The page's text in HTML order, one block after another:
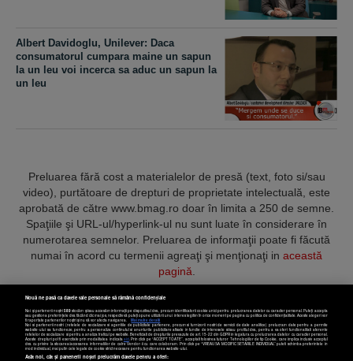
Albert Davidoglu, Unilever: Daca
consumatorul cumpara maine un sapun
la un leu voi incerca sa aduc un sapun la
un leu
Preluarea fără cost a materialelor de presă (text, foto si/sau
video), purtătoare de drepturi de proprietate intelectuală, este
aprobată de către www.bmag.ro doar în limita a 250 de semne.
Spaţiile şi URL-ul/hyperlink-ul nu sunt luate în considerare în
numerotarea semnelor. Preluarea de informaţii poate fi făcută
numai în acord cu termenii agreaţi şi menţionaţi in această
pagină.
Termeni și condiții Confidențialitate Cookies Contact
Nouă ne pasă ca datele tale personale să rămână confidențiale
Noi și partenerii noștri589stocăm și/sau accesăm informații pe dispozitivul dvs., precum identificatorii cookie unici pentru prelucrarea datelor cu caracter personal. Puteți accepta
sau gestiona preferințele dvs. făcând clic mai jos, respectiv vă puteți opune utilizării unui interes legitim în orice moment pe pagina cu politica de confidențialitate. Aceste alegeri vor
fi raportate partenerilor noștri și nu vă vor afecta navigarea.
Mai multe detalii
Noi si partenerii nostri (retelele de socializare si agentiile de publicitate partenere, precum si furnizorii nostri de servicii de date analitice) prelucram date pentru a permite
website-ului sa functioneze, pentru a personaliza continutul si anunturile publicitare afisate in functie de interesele si/sau profilul dvs., pentru a va oferi functionalitati aferente
retelelor de socializare si pentru a analiza traficul pe website. Beneficiati de drepturile prevazute de art. 15-22 din GDPR in legatura cu prelucrarea datelor cu caracter personal.
Aceste drepturi pot fi exercitate prin modalitatea indicataaici. Prin click pe “ACCEPT TOATE”, acceptati folosirea tuturor Tehnologiilor de tip Cookie, care implica inclusiv acceptul
dvs. cu privire la stocarea/accesarea informatiilor de catre Vendor-ii cu care colaboram. Prin click pe “VREAU SA MODIFIC SETARILE INDIVIDUAL” puteti schimba preferintele in
mod individual, mai putin cele legate de cookie strict necesare pentru functionarea website-ului.
Atât noi, cât și partenerii noștri prelucrăm datele pentru a oferi: